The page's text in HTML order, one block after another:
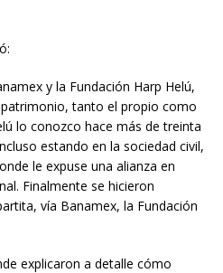
y la Fundación Harp Helú,
tanto el propio como
lo conozco hace más de treinta
estando en la sociedad civil,
le expuse una alianza en
Finalmente se hicieron
vía Banamex, la Fundación
explicaron a detalle cómo